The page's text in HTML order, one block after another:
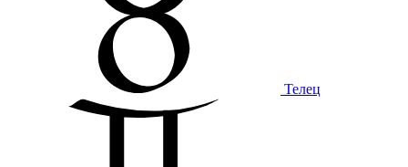
Телец